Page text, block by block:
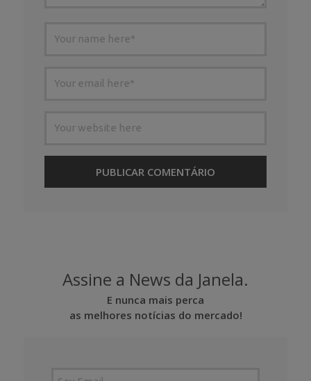
Assine a News da Janela.
E nunca mais perca
as melhores notícias do mercado!